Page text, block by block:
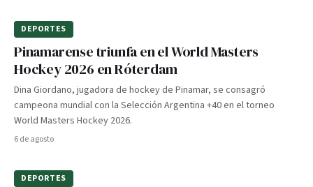
DEPORTES
Pinamarense triunfa en el World Masters
Hockey 2026 en Róterdam
Dina Giordano, jugadora de hockey de Pinamar, se consagró
campeona mundial con la Selección Argentina +40 en el torneo
World Masters Hockey 2026.
6 de agosto
DEPORTES